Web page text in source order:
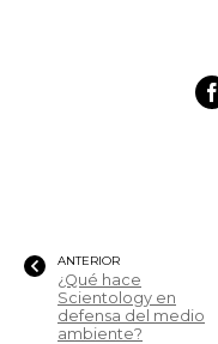
ANTERIOR
¿Qué hace
Scientology en
defensa del medio
ambiente?